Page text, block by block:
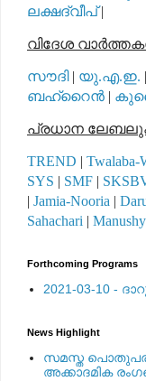
ലക്ഷദ്വീപ്|
വിദേശ
സൗദി| യു.എ.ഇ. |
ബഹ്റൈന്‍ |
പ്രധാന
TREND | Twalaba-
SYS | SMF |
| Jamia-Nooria |
Sahachari |
Forthcoming Programs
2021-03-10 -
News Highlight
സമസ്ത
അക്കാദമിക